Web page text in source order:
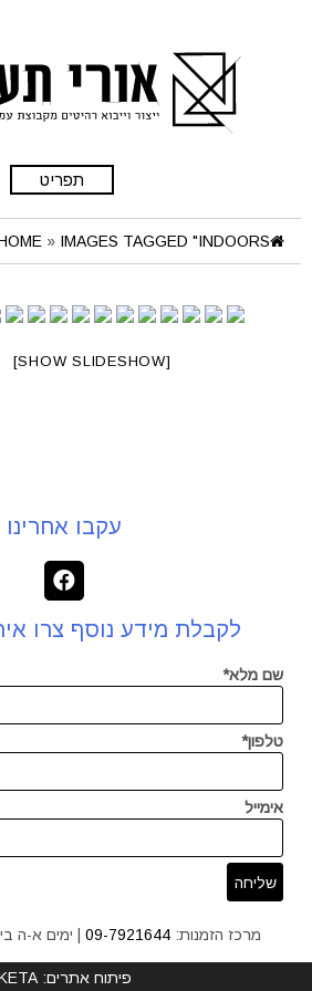
תפריט
» IMAGES TAGGED "INDOORS"
[SHOW SLIDESHOW]
עקבו אחרינו
לקבלת מידע נוסף צרו
שם מלא*
טלפון*
אימייל
מרכז הזמנות: 09-7921644 | ימים א-ה בין
פיתוח אתרים: KETA